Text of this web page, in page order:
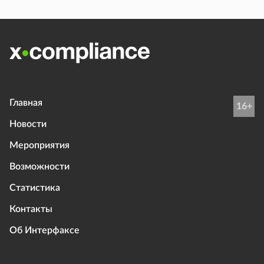
Главная
Новости
Мероприятия
Возможности
Статистика
Контакты
Об Интерфаксе
16+